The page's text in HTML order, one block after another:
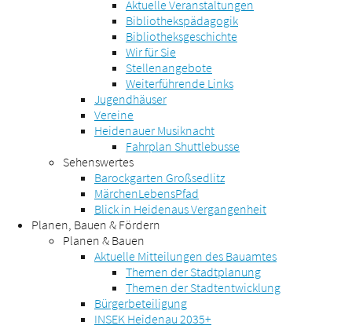
Aktuelle Veranstaltungen
Bibliothekspädagogik
Bibliotheksgeschichte
Wir für Sie
Stellenangebote
Weiterführende Links
Jugendhäuser
Vereine
Heidenauer Musiknacht
Fahrplan Shuttlebusse
Sehenswertes
Barockgarten Großsedlitz
MärchenLebensPfad
Blick in Heidenaus Vergangenheit
Planen, Bauen & Fördern
Planen & Bauen
Aktuelle Mitteilungen des Bauamtes
Themen der Stadtplanung
Themen der Stadtentwicklung
Bürgerbeteiligung
INSEK Heidenau 2035+